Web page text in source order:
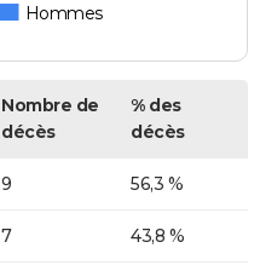
Hommes
Nombre de
décès
% des
décès
9 56,3 %
7 43,8 %